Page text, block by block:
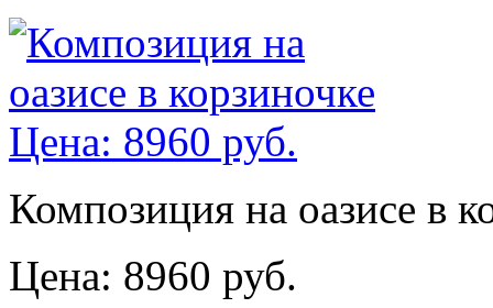
Композиция на оазисе в
Цена: 8960 руб.